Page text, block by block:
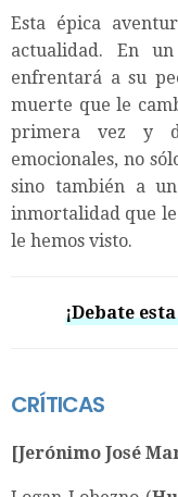
Esta épica
actualidad. En
enfrentará a su
muerte que le
primera vez y
emocionales, no
sino también a
inmortalidad que
le hemos visto.
¡Debate
CRÍTICAS
[Jerónimo José